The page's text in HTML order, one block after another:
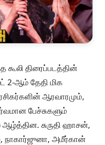
கூலி திரைப்படத்தின்
2-ஆம் தேதி மிக
ஆரவாரமும்,
பேச்சுகளும்
சுருதி ஹாசன்,
நாகார்ஜுனா, அமீர்கான்